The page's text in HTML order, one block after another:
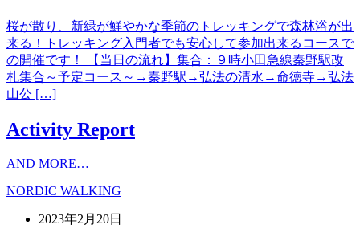
桜が散り、新緑が鮮やかな季節のトレッキングで森林浴が出
来る！トレッキング入門者でも安心して参加出来るコースで
の開催です！ 【当日の流れ】集合：９時小田急線秦野駅改
札集合～予定コース～→秦野駅→弘法の清水→命徳寺→弘法
山公 […]
Activity Report
AND MORE…
NORDIC WALKING
2023年2月20日